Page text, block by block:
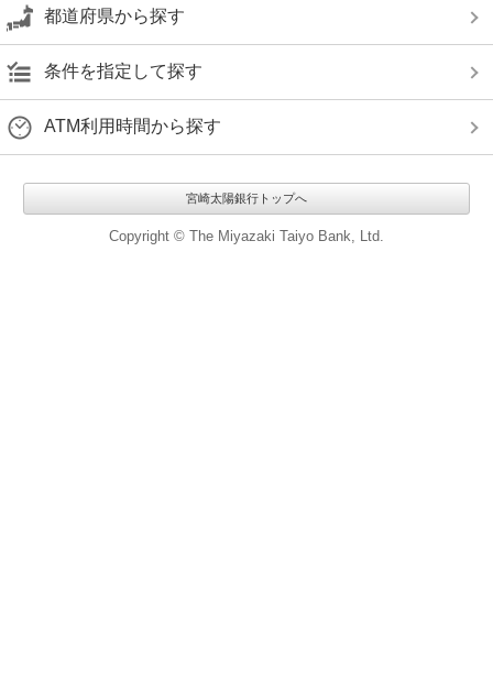
都道府県から探す
条件を指定して探す
ATM利用時間から探す
宮崎太陽銀行トップへ
Copyright © The Miyazaki Taiyo Bank, Ltd.